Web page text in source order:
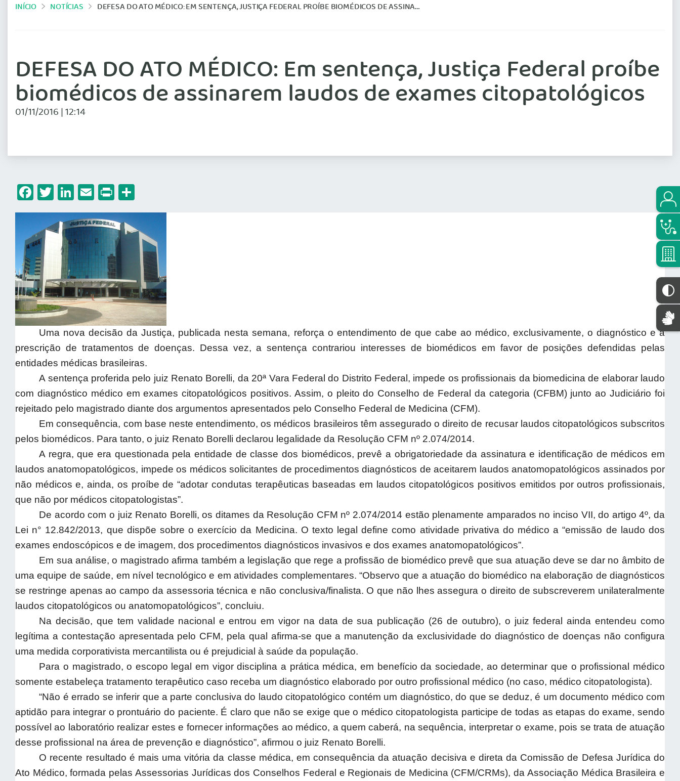
INÍCIO NOTÍCIAS DEFESA DO ATO MÉDICO: EM SENTENÇA, JUSTIÇA FEDERAL PROÍBE BIOMÉDICOS DE ASSINAREM LAUDOS DE EXAMES CITOPATOLÓGICOS
DEFESA DO ATO MÉDICO: Em sentença, Justiça Federal proíbe
biomédicos de assinarem laudos de exames citopatológicos
01/11/2016 | 12:14
Facebook
Twitter
LinkedIn
Email
Print
Uma nova decisão da Justiça, publicada nesta semana, reforça o entendimento de que cabe ao médico, exclusivamente, o diagnóstico e a
prescrição de tratamentos de doenças. Dessa vez, a sentença contrariou interesses de biomédicos em favor de posições defendidas pelas
entidades médicas brasileiras.
A sentença proferida pelo juiz Renato Borelli, da 20ª Vara Federal do Distrito Federal, impede os profissionais da biomedicina de elaborar laudo
com diagnóstico médico em exames citopatológicos positivos. Assim, o pleito do Conselho de Federal da categoria (CFBM) junto ao Judiciário foi
rejeitado pelo magistrado diante dos argumentos apresentados pelo Conselho Federal de Medicina (CFM).
Em consequência, com base neste entendimento, os médicos brasileiros têm assegurado o direito de recusar laudos citopatológicos subscritos
pelos biomédicos. Para tanto, o juiz Renato Borelli declarou legalidade da Resolução CFM nº 2.074/2014.
A regra, que era questionada pela entidade de classe dos biomédicos, prevê a obrigatoriedade da assinatura e identificação de médicos em
laudos anatomopatológicos, impede os médicos solicitantes de procedimentos diagnósticos de aceitarem laudos anatomopatológicos assinados por
não médicos e, ainda, os proíbe de “adotar condutas terapêuticas baseadas em laudos citopatológicos positivos emitidos por outros profissionais,
que não por médicos citopatologistas”.
De acordo com o juiz Renato Borelli, os ditames da Resolução CFM nº 2.074/2014 estão plenamente amparados no inciso VII, do artigo 4º, da
Lei n° 12.842/2013, que dispõe sobre o exercício da Medicina. O texto legal define como atividade privativa do médico a “emissão de laudo dos
exames endoscópicos e de imagem, dos procedimentos diagnósticos invasivos e dos exames anatomopatológicos”.
Em sua análise, o magistrado afirma também a legislação que rege a profissão de biomédico prevê que sua atuação deve se dar no âmbito de
uma equipe de saúde, em nível tecnológico e em atividades complementares. “Observo que a atuação do biomédico na elaboração de diagnósticos
se restringe apenas ao campo da assessoria técnica e não conclusiva/finalista. O que não lhes assegura o direito de subscreverem unilateralmente
laudos citopatológicos ou anatomopatológicos”, concluiu.
Na decisão, que tem validade nacional e entrou em vigor na data de sua publicação (26 de outubro), o juiz federal ainda entendeu como
legítima a contestação apresentada pelo CFM, pela qual afirma-se que a manutenção da exclusividade do diagnóstico de doenças não configura
uma medida corporativista mercantilista ou é prejudicial à saúde da população.
Para o magistrado, o escopo legal em vigor disciplina a prática médica, em benefício da sociedade, ao determinar que o profissional médico
somente estabeleça tratamento terapêutico caso receba um diagnóstico elaborado por outro profissional médico (no caso, médico citopatologista).
“Não é errado se inferir que a parte conclusiva do laudo citopatológico contém um diagnóstico, do que se deduz, é um documento médico com
aptidão para integrar o prontuário do paciente. É claro que não se exige que o médico citopatologista participe de todas as etapas do exame, sendo
possível ao laboratório realizar estes e fornecer informações ao médico, a quem caberá, na sequência, interpretar o exame, pois se trata de atuação
desse profissional na área de prevenção e diagnóstico”, afirmou o juiz Renato Borelli.
O recente resultado é mais uma vitória da classe médica, em consequência da atuação decisiva e direta da Comissão de Defesa Jurídica do
Ato Médico, formada pelas Assessorias Jurídicas dos Conselhos Federal e Regionais de Medicina (CFM/CRMs), da Associação Médica Brasileira e